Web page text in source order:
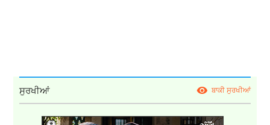
ਸੁਰਖੀਆਂ ਬਾਕੀ ਸੁਰਖੀਆਂ